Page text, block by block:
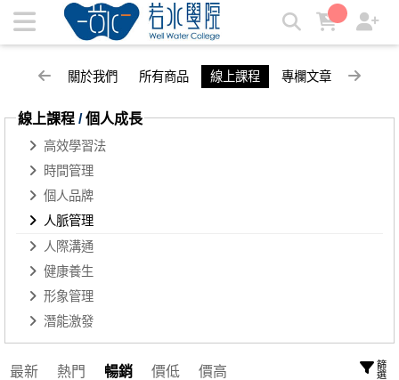
人脈管理 | 若水學院
關於我們 所有商品 線上課程 專欄文章
線上課程 /個人成長
高效學習法
時間管理
個人品牌
人脈管理
人際溝通
健康養生
形象管理
潛能激發
最新 熱門 暢銷 價低 價高 篩選